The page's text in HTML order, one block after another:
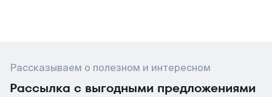
Рассказываем о полезном и интересном
Рассылка с выгодными предложениями